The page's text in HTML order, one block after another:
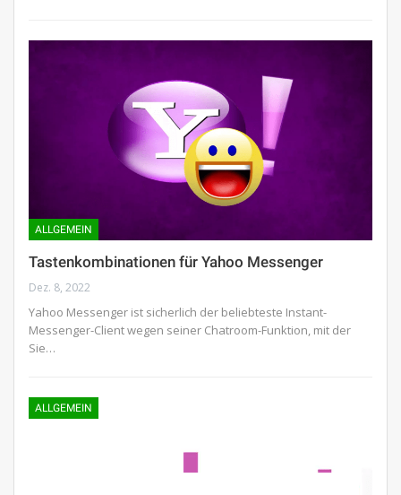
ALLGEMEIN
Tastenkombinationen für Yahoo Messenger
Dez. 8, 2022
Yahoo Messenger ist sicherlich der beliebteste Instant-
Messenger-Client wegen seiner Chatroom-Funktion, mit der
Sie…
ALLGEMEIN